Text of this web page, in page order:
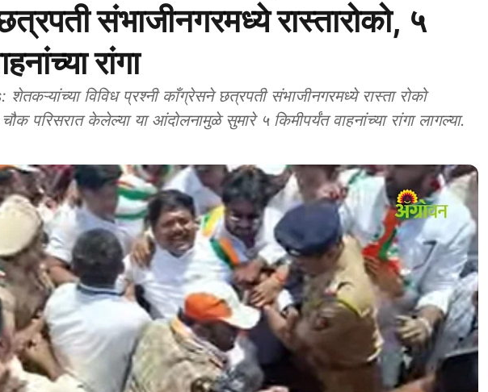
संभाजीनगरमध्ये रास्तारोको, ५
रांगा
विविध प्रश्नी काँग्रेसने छत्रपती संभाजीनगरमध्ये रास्ता रोको
परिसरात केलेल्या या आंदोलनामुळे सुमारे ५ किमीपर्यंत वाहनांच्या रांगा लागल्या.